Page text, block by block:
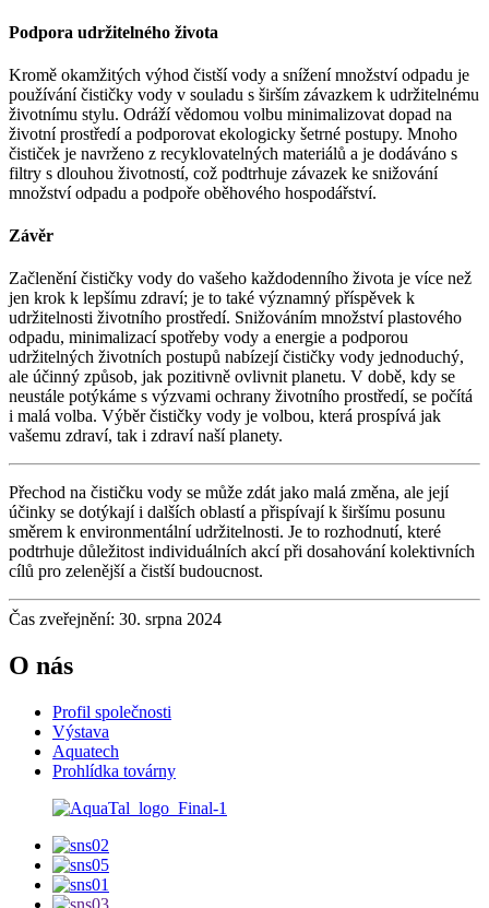
Podpora udržitelného života
Kromě okamžitých výhod čistší vody a snížení množství odpadu je
používání čističky vody v souladu s širším závazkem k udržitelnému
životnímu stylu. Odráží vědomou volbu minimalizovat dopad na
životní prostředí a podporovat ekologicky šetrné postupy. Mnoho
čističek je navrženo z recyklovatelných materiálů a je dodáváno s
filtry s dlouhou životností, což podtrhuje závazek ke snižování
množství odpadu a podpoře oběhového hospodářství.
Závěr
Začlenění čističky vody do vašeho každodenního života je více než
jen krok k lepšímu zdraví; je to také významný příspěvek k
udržitelnosti životního prostředí. Snižováním množství plastového
odpadu, minimalizací spotřeby vody a energie a podporou
udržitelných životních postupů nabízejí čističky vody jednoduchý,
ale účinný způsob, jak pozitivně ovlivnit planetu. V době, kdy se
neustále potýkáme s výzvami ochrany životního prostředí, se počítá
i malá volba. Výběr čističky vody je volbou, která prospívá jak
vašemu zdraví, tak i zdraví naší planety.
Přechod na čističku vody se může zdát jako malá změna, ale její
účinky se dotýkají i dalších oblastí a přispívají k širšímu posunu
směrem k environmentální udržitelnosti. Je to rozhodnutí, které
podtrhuje důležitost individuálních akcí při dosahování kolektivních
cílů pro zelenější a čistší budoucnost.
Čas zveřejnění: 30. srpna 2024
O nás
Profil společnosti
Výstava
Aquatech
Prohlídka továrny